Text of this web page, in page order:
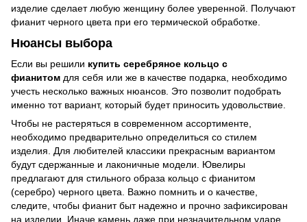
изделие сделает любую женщину более уверенной. Получают
фианит черного цвета при его термической обработке.
Нюансы выбора
Если вы решили купить серебряное кольцо с
фианитом для себя или же в качестве подарка, необходимо
учесть несколько важных нюансов. Это позволит подобрать
именно тот вариант, который будет приносить удовольствие.
Чтобы не растеряться в современном ассортименте,
необходимо предварительно определиться со стилем
изделия. Для любителей классики прекрасным вариантом
будут сдержанные и лаконичные модели. Ювелиры
предлагают для стильного образа кольцо с фианитом
(серебро) черного цвета. Важно помнить и о качестве,
следите, чтобы фианит быт надежно и прочно зафиксирован
на изделии. Иначе камень даже при незначительном ударе